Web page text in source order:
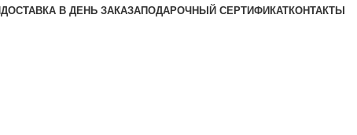
ДОСТАВКА В ДЕНЬ ЗАКАЗАПОДАРОЧНЫЙ СЕРТИФИКАТКОНТАКТЫ